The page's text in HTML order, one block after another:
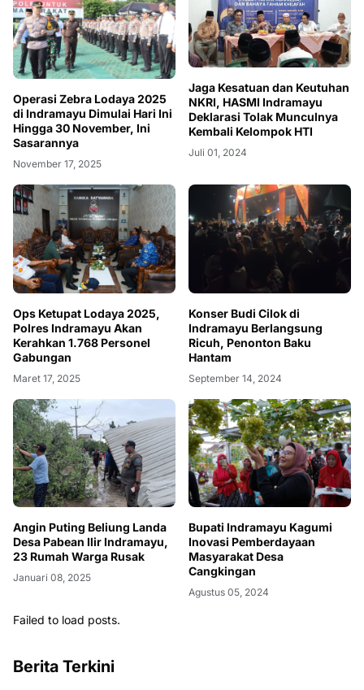
Operasi Zebra Lodaya 2025
di Indramayu Dimulai Hari Ini
Hingga 30 November, Ini
Sasarannya
November 17, 2025
Jaga Kesatuan dan Keutuhan
NKRI, HASMI Indramayu
Deklarasi Tolak Munculnya
Kembali Kelompok HTI
Juli 01, 2024
Ops Ketupat Lodaya 2025,
Polres Indramayu Akan
Kerahkan 1.768 Personel
Gabungan
Maret 17, 2025
Konser Budi Cilok di
Indramayu Berlangsung
Ricuh, Penonton Baku
Hantam
September 14, 2024
Angin Puting Beliung Landa
Desa Pabean Ilir Indramayu,
23 Rumah Warga Rusak
Januari 08, 2025
Bupati Indramayu Kagumi
Inovasi Pemberdayaan
Masyarakat Desa
Cangkingan
Agustus 05, 2024
Failed to load posts.
Berita Terkini